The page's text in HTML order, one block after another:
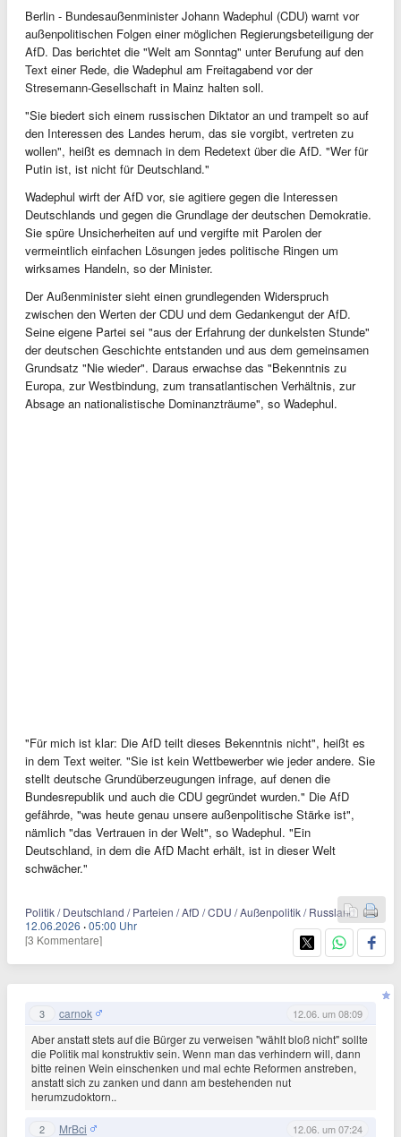
Berlin - Bundesaußenminister Johann Wadephul (CDU) warnt vor
außenpolitischen Folgen einer möglichen Regierungsbeteiligung der
AfD. Das berichtet die "Welt am Sonntag" unter Berufung auf den
Text einer Rede, die Wadephul am Freitagabend vor der
Stresemann-Gesellschaft in Mainz halten soll.
"Sie biedert sich einem russischen Diktator an und trampelt so auf
den Interessen des Landes herum, das sie vorgibt, vertreten zu
wollen", heißt es demnach in dem Redetext über die AfD. "Wer für
Putin ist, ist nicht für Deutschland."
Wadephul wirft der AfD vor, sie agitiere gegen die Interessen
Deutschlands und gegen die Grundlage der deutschen Demokratie.
Sie spüre Unsicherheiten auf und vergifte mit Parolen der
vermeintlich einfachen Lösungen jedes politische Ringen um
wirksames Handeln, so der Minister.
Der Außenminister sieht einen grundlegenden Widerspruch
zwischen den Werten der CDU und dem Gedankengut der AfD.
Seine eigene Partei sei "aus der Erfahrung der dunkelsten Stunde"
der deutschen Geschichte entstanden und aus dem gemeinsamen
Grundsatz "Nie wieder". Daraus erwachse das "Bekenntnis zu
Europa, zur Westbindung, zum transatlantischen Verhältnis, zur
Absage an nationalistische Dominanzträume", so Wadephul.
"Für mich ist klar: Die AfD teilt dieses Bekenntnis nicht", heißt es
in dem Text weiter. "Sie ist kein Wettbewerber wie jeder andere. Sie
stellt deutsche Grundüberzeugungen infrage, auf denen die
Bundesrepublik und auch die CDU gegründet wurden." Die AfD
gefährde, "was heute genau unsere außenpolitische Stärke ist",
nämlich "das Vertrauen in der Welt", so Wadephul. "Ein
Deutschland, in dem die AfD Macht erhält, ist in dieser Welt
schwächer."
Politik / Deutschland / Parteien / AfD / CDU / Außenpolitik / Russland
12.06.2026 ·05:00 Uhr
[3 Kommentare]
3 carnok 12.06. um 08:09
Aber anstatt stets auf die Bürger zu verweisen "wählt bloß nicht" sollte
die Politik mal konstruktiv sein. Wenn man das verhindern will, dann
bitte reinen Wein einschenken und mal echte Reformen anstreben,
anstatt sich zu zanken und dann am bestehenden nut
herumzudoktorn..
2 MrBci 12.06. um 07:24